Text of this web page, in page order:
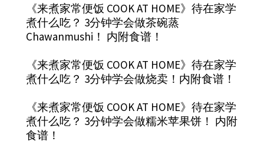
《来煮家常便饭 COOK AT HOME》待在家学
煮什么吃？ 3分钟学会做茶碗蒸
Chawanmushi！ 内附食谱！
《来煮家常便饭 COOK AT HOME》待在家学
煮什么吃？ 3分钟学会做烧卖！内附食谱！
《来煮家常便饭 COOK AT HOME》待在家学
煮什么吃？ 3分钟学会做糯米苹果饼！ 内附
食谱！